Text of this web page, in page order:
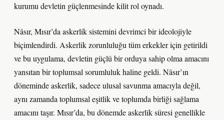
kurumu devletin güçlenmesinde kilit rol oynadı.
Nâsır, Mısır’da askerlik sistemini devrimci bir ideolojiyle
biçimlendirdi. Askerlik zorunluluğu tüm erkekler için getirildi
ve bu uygulama, devletin güçlü bir orduya sahip olma amacını
yansıtan bir toplumsal sorumluluk haline geldi. Nâsır’ın
döneminde askerlik, sadece ulusal savunma amacıyla değil,
aynı zamanda toplumsal eşitlik ve toplumda birliği sağlama
amacını taşır. Mısır’da, bu dönemde askerlik süresi genellikle